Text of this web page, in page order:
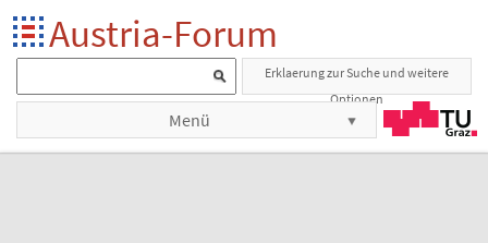
Austria-Forum
Erklaerung zur Suche und weitere
Optionen
Menü